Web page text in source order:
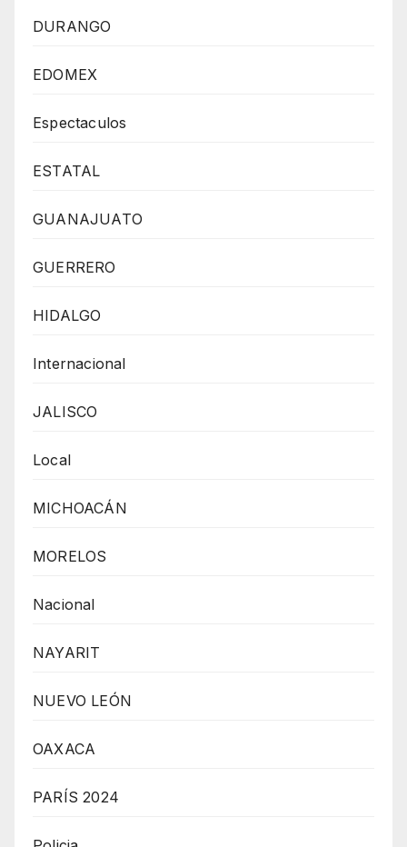
DURANGO
EDOMEX
Espectaculos
ESTATAL
GUANAJUATO
GUERRERO
HIDALGO
Internacional
JALISCO
Local
MICHOACÁN
MORELOS
Nacional
NAYARIT
NUEVO LEÓN
OAXACA
PARÍS 2024